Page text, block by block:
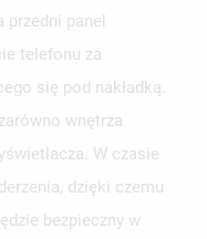
przedni panel
telefonu za
się pod nakładką.
wnętrza
W czasie
dzięki czemu
bezpieczny w